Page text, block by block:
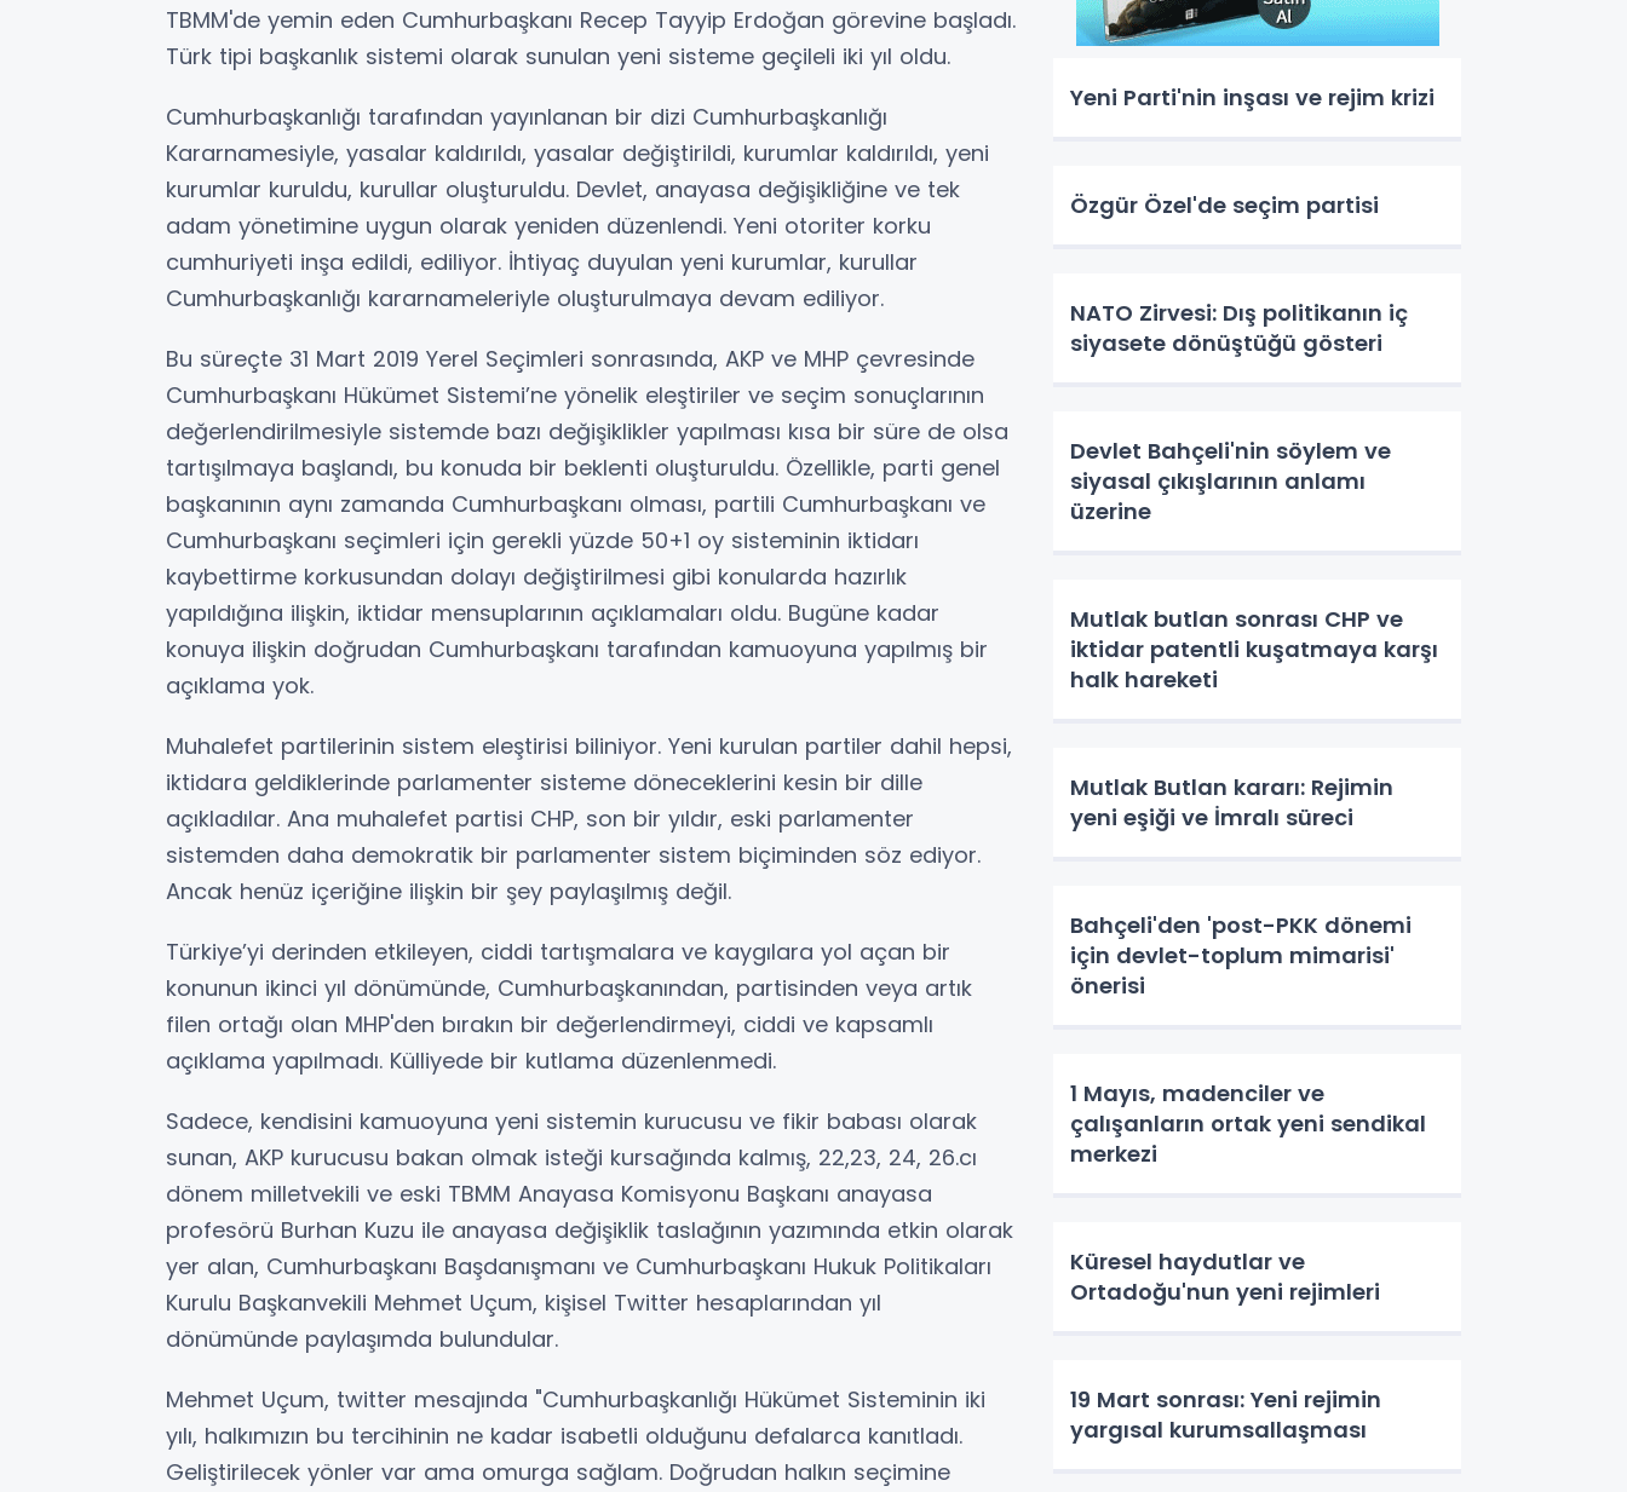
TBMM'de yemin eden Cumhurbaşkanı Recep Tayyip Erdoğan görevine başladı.
Türk tipi başkanlık sistemi olarak sunulan yeni sisteme geçileli iki yıl oldu.
Cumhurbaşkanlığı tarafından yayınlanan bir dizi Cumhurbaşkanlığı
Kararnamesiyle, yasalar kaldırıldı, yasalar değiştirildi, kurumlar kaldırıldı, yeni
kurumlar kuruldu, kurullar oluşturuldu. Devlet, anayasa değişikliğine ve tek
adam yönetimine uygun olarak yeniden düzenlendi. Yeni otoriter korku
cumhuriyeti inşa edildi, ediliyor. İhtiyaç duyulan yeni kurumlar, kurullar
Cumhurbaşkanlığı kararnameleriyle oluşturulmaya devam ediliyor.
Bu süreçte 31 Mart 2019 Yerel Seçimleri sonrasında, AKP ve MHP çevresinde
Cumhurbaşkanı Hükümet Sistemi’ne yönelik eleştiriler ve seçim sonuçlarının
değerlendirilmesiyle sistemde bazı değişiklikler yapılması kısa bir süre de olsa
tartışılmaya başlandı, bu konuda bir beklenti oluşturuldu. Özellikle, parti genel
başkanının aynı zamanda Cumhurbaşkanı olması, partili Cumhurbaşkanı ve
Cumhurbaşkanı seçimleri için gerekli yüzde 50+1 oy sisteminin iktidarı
kaybettirme korkusundan dolayı değiştirilmesi gibi konularda hazırlık
yapıldığına ilişkin, iktidar mensuplarının açıklamaları oldu. Bugüne kadar
konuya ilişkin doğrudan Cumhurbaşkanı tarafından kamuoyuna yapılmış bir
açıklama yok.
Muhalefet partilerinin sistem eleştirisi biliniyor. Yeni kurulan partiler dahil hepsi,
iktidara geldiklerinde parlamenter sisteme döneceklerini kesin bir dille
açıkladılar. Ana muhalefet partisi CHP, son bir yıldır, eski parlamenter
sistemden daha demokratik bir parlamenter sistem biçiminden söz ediyor.
Ancak henüz içeriğine ilişkin bir şey paylaşılmış değil.
Türkiye’yi derinden etkileyen, ciddi tartışmalara ve kaygılara yol açan bir
konunun ikinci yıl dönümünde, Cumhurbaşkanından, partisinden veya artık
filen ortağı olan MHP'den bırakın bir değerlendirmeyi, ciddi ve kapsamlı
açıklama yapılmadı. Külliyede bir kutlama düzenlenmedi.
Sadece, kendisini kamuoyuna yeni sistemin kurucusu ve fikir babası olarak
sunan, AKP kurucusu bakan olmak isteği kursağında kalmış, 22,23, 24, 26.cı
dönem milletvekili ve eski TBMM Anayasa Komisyonu Başkanı anayasa
profesörü Burhan Kuzu ile anayasa değişiklik taslağının yazımında etkin olarak
yer alan, Cumhurbaşkanı Başdanışmanı ve Cumhurbaşkanı Hukuk Politikaları
Kurulu Başkanvekili Mehmet Uçum, kişisel Twitter hesaplarından yıl
dönümünde paylaşımda bulundular.
Mehmet Uçum, twitter mesajında "Cumhurbaşkanlığı Hükümet Sisteminin iki
yılı, halkımızın bu tercihinin ne kadar isabetli olduğunu defalarca kanıtladı.
Geliştirilecek yönler var ama omurga sağlam. Doğrudan halkın seçimine
Yeni Parti'nin inşası ve rejim krizi
Özgür Özel'de seçim partisi
NATO Zirvesi: Dış politikanın iç
siyasete dönüştüğü gösteri
Devlet Bahçeli'nin söylem ve
siyasal çıkışlarının anlamı
üzerine
Mutlak butlan sonrası CHP ve
iktidar patentli kuşatmaya karşı
halk hareketi
Mutlak Butlan kararı: Rejimin
yeni eşiği ve İmralı süreci
Bahçeli'den 'post-PKK dönemi
için devlet-toplum mimarisi'
önerisi
1 Mayıs, madenciler ve
çalışanların ortak yeni sendikal
merkezi
Küresel haydutlar ve
Ortadoğu'nun yeni rejimleri
19 Mart sonrası: Yeni rejimin
yargısal kurumsallaşması